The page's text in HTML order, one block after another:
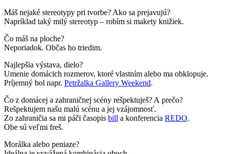
Máš nejaké stereotypy pri tvorbe? Ako sa prejavujú?
Napríklad taký milý stereotyp – robím si makety knižiek.
Čo máš na ploche?
Neporiadok. Občas ho triedim.
Najlepšia výstava, dielo?
Umenie domácich rozmerov, ktoré vlastním alebo ma obklopuje.
Príjemný bol napr. Petržalka Gallery Weekend.
Čo z domácej a zahraničnej scény rešpektuješ? A prečo?
Rešpektujem našu malú scénu a jej vzájomnosť.
Zo zahraničia sa mi páči časopis bill a konferencia REDO.
Obe sú veľmi freš.
Morálka alebo peniaze?